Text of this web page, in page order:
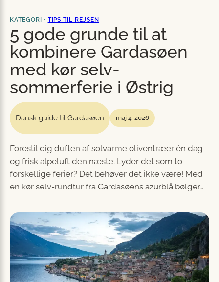
KATEGORI · TIPS TIL REJSEN
5 gode grunde til at
kombinere Gardasøen
med kør selv-
sommerferie i Østrig
Dansk guide til Gardasøen maj 4, 2026
Forestil dig duften af solvarme oliventræer én dag
og frisk alpeluft den næste. Lyder det som to
forskellige ferier? Det behøver det ikke være! Med
en kør selv-rundtur fra Gardasøens azurblå bølger…